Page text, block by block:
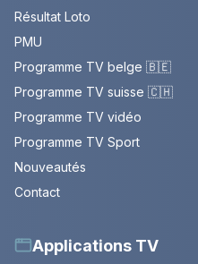
Résultat Loto
PMU
Programme TV belge 🇧🇪
Programme TV suisse 🇨🇭
Programme TV vidéo
Programme TV Sport
Nouveautés
Contact
Applications TV